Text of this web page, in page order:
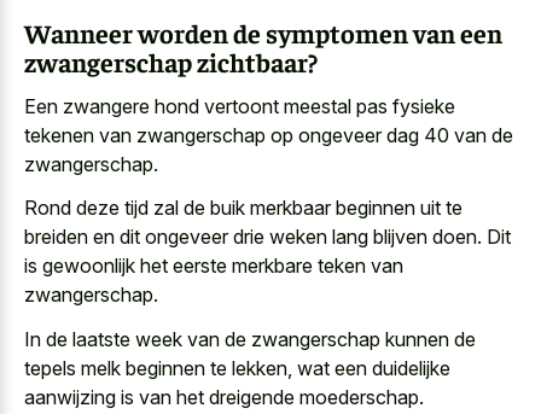
Wanneer worden de symptomen van een
zwangerschap zichtbaar?
Een zwangere hond vertoont meestal pas fysieke
tekenen van zwangerschap op ongeveer dag 40 van de
zwangerschap.
Rond deze tijd zal de buik merkbaar beginnen uit te
breiden en dit ongeveer drie weken lang blijven doen. Dit
is gewoonlijk het eerste merkbare teken van
zwangerschap.
In de laatste week van de zwangerschap kunnen de
tepels melk beginnen te lekken, wat een duidelijke
aanwijzing is van het dreigende moederschap.